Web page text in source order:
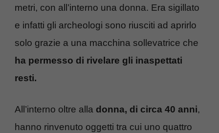
metri, con all’interno una donna. Era sigillato
e infatti gli archeologi sono riusciti ad aprirlo
solo grazie a una macchina sollevatrice che
ha permesso di rivelare gli inaspettati
resti.
All’interno oltre alla donna, di circa 40 anni,
hanno rinvenuto oggetti tra cui uno quattro